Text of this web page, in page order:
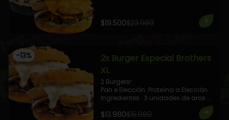
$19.500$23.980
-13%
2x Burger Especial Brothers
XL
2 Burgers!
Pan e Elección. Proteína a Elección.
Ingredientes : 3 unidades de aros
de Cebolla, 3 Unidades de Tocino
Vegano de la Casa, Queso
$13.980$15.980